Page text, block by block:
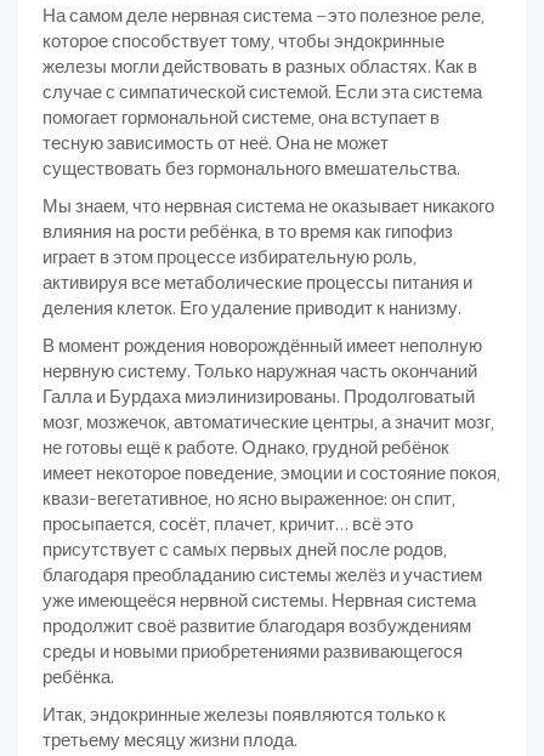
На самом деле нервная система –это полезное реле,
которое способствует тому, чтобы эндокринные
железы могли действовать в разных областях. Как в
случае с симпатической системой. Если эта система
помогает гормональной системе, она вступает в
тесную зависимость от неё. Она не может
существовать без гормонального вмешательства.
Мы знаем, что нервная система не оказывает никакого
влияния на рости ребёнка, в то время как гипофиз
играет в этом процессе избирательную роль,
активируя все метаболические процессы питания и
деления клеток. Его удаление приводит к нанизму.
В момент рождения новорождённый имеет неполную
нервную систему. Только наружная часть окончаний
Галла и Бурдаха миэлинизированы. Продолговатый
мозг, мозжечок, автоматические центры, а значит мозг,
не готовы ещё к работе. Однако, грудной ребёнок
имеет некоторое поведение, эмоции и состояние покоя,
квази-вегетативное, но ясно выраженное: он спит,
просыпается, сосёт, плачет, кричит… всё это
присутствует с самых первых дней после родов,
благодаря преобладанию системы желёз и участием
уже имеющеёся нервной системы. Нервная система
продолжит своё развитие благодаря возбуждениям
среды и новыми приобретениями развивающегося
ребёнка.
Итак, эндокринные железы появляются только к
третьему месяцу жизни плода.